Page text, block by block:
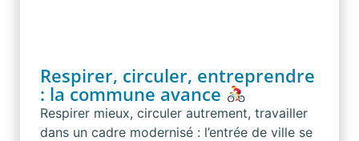
Respirer, circuler, entreprendre
: la commune avance
Respirer mieux, circuler autrement, travailler
dans un cadre modernisé : l’entrée de ville se